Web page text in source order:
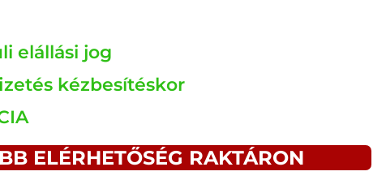
elállási jog
kézbesítéskor
ELÉRHETŐSÉG RAKTÁRON​